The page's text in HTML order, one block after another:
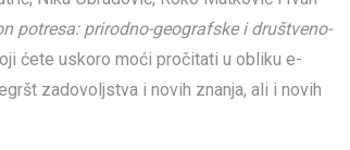
potresa: prirodno-geografske i društveno-
ćete uskoro moći pročitati u obliku e-
zadovoljstva i novih znanja, ali i novih